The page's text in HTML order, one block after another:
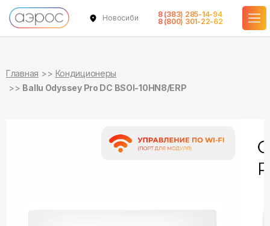
Новосибирск
8 (383) 285-14-94
8 (800) 301-22-62
Главная
Кондиционеры
Ballu Odyssey Pro DC BSOI-10HN8/ERP
в наличии
в наличии